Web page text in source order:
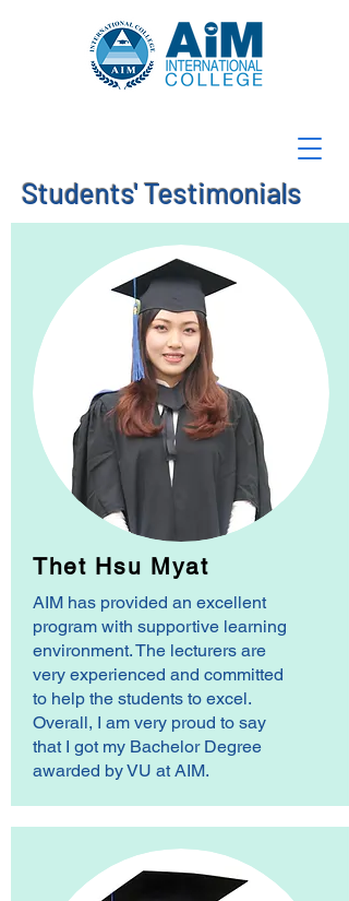
Students' Testimonials
Thet Hsu Myat
AIM has provided an excellent
program with supportive learning
environment. The lecturers are
very experienced and committed
to help the students to excel.
Overall, I am very proud to say
that I got my Bachelor Degree
awarded by VU at AIM.